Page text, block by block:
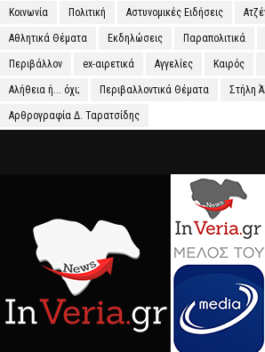
Κοινωνία Πολιτική Αστυνομικές Ειδήσεις
Αθλητικά Θέματα Εκδηλώσεις Παραπολιτικά
Περιβάλλον ex-αιρετικά Αγγελίες Καιρός
Αλήθεια ή... όχι; Περιβαλλοντικά Θέματα Στήλη
Αρθρογραφία Δ. Ταρατσίδης